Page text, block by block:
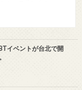
イベントが台北で開